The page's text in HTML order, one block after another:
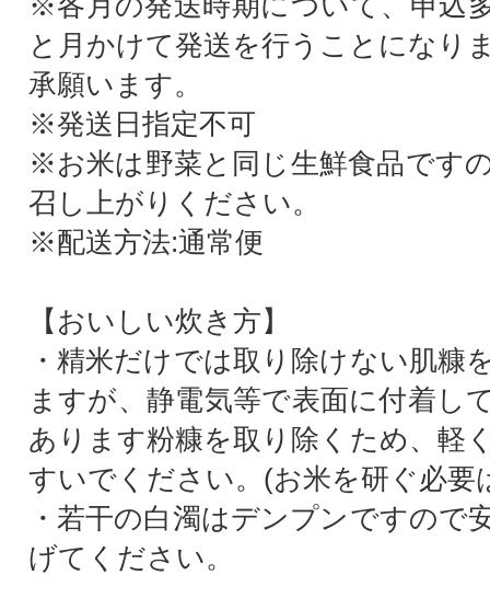
と月かけて発送を行うことになり
承願います。
※発送日指定不可
※お米は野菜と同じ生鮮食品です
召し上がりください。
※配送方法:通常便
【おいしい炊き方】
・精米だけでは取り除けない肌糠
ますが、静電気等で表面に付着し
あります粉糠を取り除くため、軽
すいでください。(お米を研ぐ必要
・若干の白濁はデンプンですので
げてください。